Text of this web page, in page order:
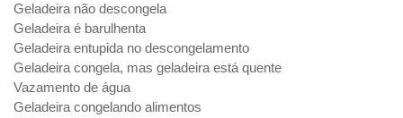
Geladeira não descongela
Geladeira é barulhenta
Geladeira entupida no descongelamento
Geladeira congela, mas geladeira está quente
Vazamento de água
Geladeira congelando alimentos